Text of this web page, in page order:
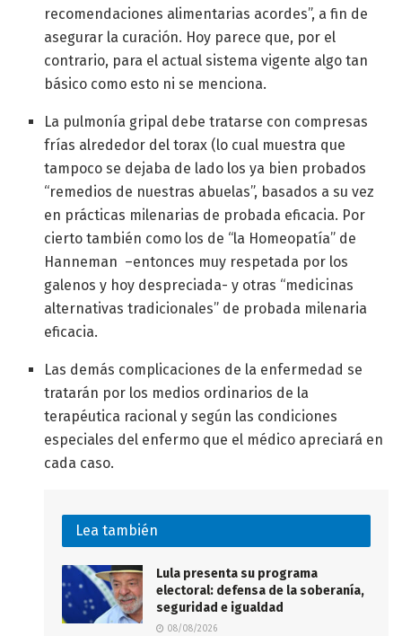
recomendaciones alimentarias acordes”, a fin de
asegurar la curación. Hoy parece que, por el
contrario, para el actual sistema vigente algo tan
básico como esto ni se menciona.
La pulmonía gripal debe tratarse con compresas
frías alrededor del torax (lo cual muestra que
tampoco se dejaba de lado los ya bien probados
“remedios de nuestras abuelas”, basados a su vez
en prácticas milenarias de probada eficacia. Por
cierto también como los de “la Homeopatía” de
Hanneman –entonces muy respetada por los
galenos y hoy despreciada- y otras “medicinas
alternativas tradicionales” de probada milenaria
eficacia.
Las demás complicaciones de la enfermedad se
tratarán por los medios ordinarios de la
terapéutica racional y según las condiciones
especiales del enfermo que el médico apreciará en
cada caso.
Lea también
Lula presenta su programa
electoral: defensa de la soberanía,
seguridad e igualdad
08/08/2026